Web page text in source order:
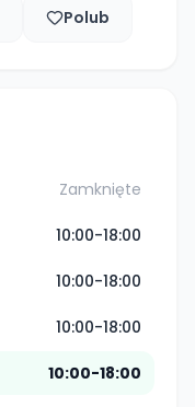
Polub
Zamknięte
10:00-18:00
10:00-18:00
10:00-18:00
10:00-18:00